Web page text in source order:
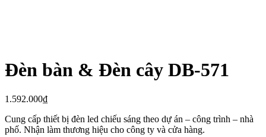
Đèn bàn & Đèn cây DB-571
1.592.000₫
Cung cấp thiết bị đèn led chiếu sáng theo dự án – công trình – nhà
phố. Nhận làm thương hiệu cho công ty và cửa hàng.